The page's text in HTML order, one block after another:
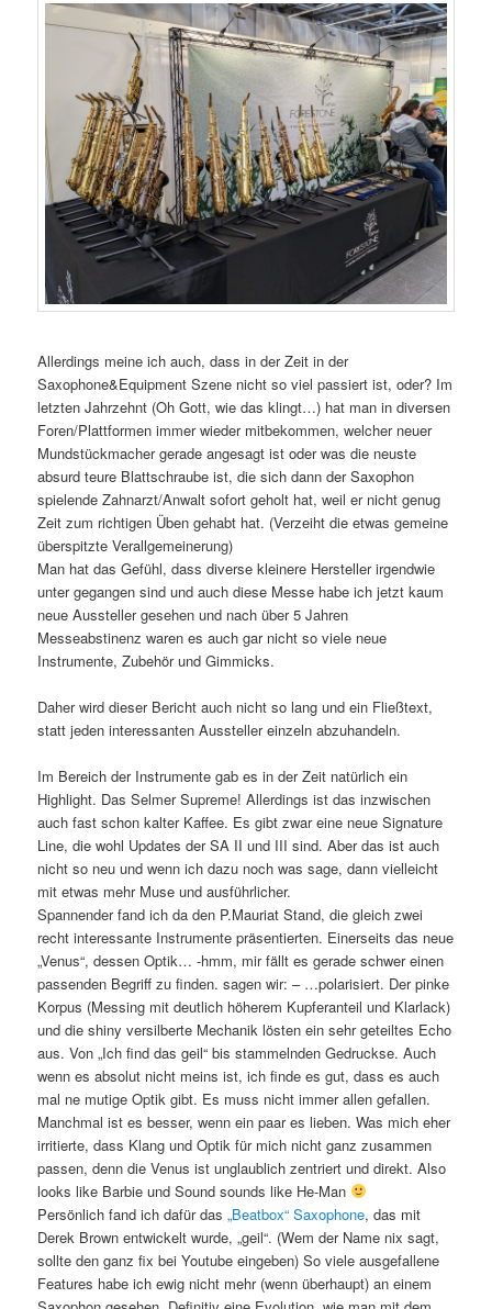
Allerdings meine ich auch, dass in der Zeit in der
Saxophone&Equipment Szene nicht so viel passiert ist, oder? Im
letzten Jahrzehnt (Oh Gott, wie das klingt…) hat man in diversen
Foren/Plattformen immer wieder mitbekommen, welcher neuer
Mundstückmacher gerade angesagt ist oder was die neuste
absurd teure Blattschraube ist, die sich dann der Saxophon
spielende Zahnarzt/Anwalt sofort geholt hat, weil er nicht genug
Zeit zum richtigen Üben gehabt hat. (Verzeiht die etwas gemeine
überspitzte Verallgemeinerung)
Man hat das Gefühl, dass diverse kleinere Hersteller irgendwie
unter gegangen sind und auch diese Messe habe ich jetzt kaum
neue Aussteller gesehen und nach über 5 Jahren
Messeabstinenz waren es auch gar nicht so viele neue
Instrumente, Zubehör und Gimmicks.
Daher wird dieser Bericht auch nicht so lang und ein Fließtext,
statt jeden interessanten Aussteller einzeln abzuhandeln.
Im Bereich der Instrumente gab es in der Zeit natürlich ein
Highlight. Das Selmer Supreme! Allerdings ist das inzwischen
auch fast schon kalter Kaffee. Es gibt zwar eine neue Signature
Line, die wohl Updates der SA II und III sind. Aber das ist auch
nicht so neu und wenn ich dazu noch was sage, dann vielleicht
mit etwas mehr Muse und ausführlicher.
Spannender fand ich da den P.Mauriat Stand, die gleich zwei
recht interessante Instrumente präsentierten. Einerseits das neue
„Venus“, dessen Optik… -hmm, mir fällt es gerade schwer einen
passenden Begriff zu finden. sagen wir: – …polarisiert. Der pinke
Korpus (Messing mit deutlich höherem Kupferanteil und Klarlack)
und die shiny versilberte Mechanik lösten ein sehr geteiltes Echo
aus. Von „Ich find das geil“ bis stammelnden Gedruckse. Auch
wenn es absolut nicht meins ist, ich finde es gut, dass es auch
mal ne mutige Optik gibt. Es muss nicht immer allen gefallen.
Manchmal ist es besser, wenn ein paar es lieben. Was mich eher
irritierte, dass Klang und Optik für mich nicht ganz zusammen
passen, denn die Venus ist unglaublich zentriert und direkt. Also
looks like Barbie und Sound sounds like He-Man
Persönlich fand ich dafür das„Beatbox“ Saxophone, das mit
Derek Brown entwickelt wurde, „geil“. (Wem der Name nix sagt,
sollte den ganz fix bei Youtube eingeben) So viele ausgefallene
Features habe ich ewig nicht mehr (wenn überhaupt) an einem